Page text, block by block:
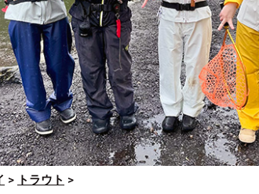
> トラウト >